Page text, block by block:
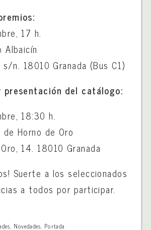
17 h.
Albaicín
n. 18010 Granada​ (Bus C1)​
presentación del catálogo​:
18:30 h.
de Horno de Oro
14. 18010 Granada
Suerte a los seleccionados
a todos por participar.
, Novedades, Portada